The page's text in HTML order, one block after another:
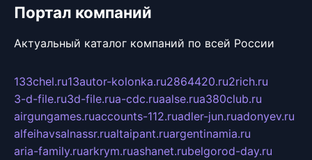
Портал компаний
Актуальный каталог компаний по всей России
133chel.ru13autor-kolonka.ru2864420.ru2rich.ru
3-d-file.ru3d-file.rua-cdc.ruaalse.rua380club.ru
airgungames.ruaccounts-112.ruadler-jun.ruadonyev.ru
alfeihavsalnassr.rualtaipant.ruargentinamia.ru
aria-family.ruarkrym.ruashanet.rubelgorod-day.ru